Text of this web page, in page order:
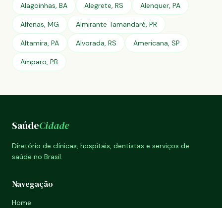
Alagoinhas, BA Alegrete, RS Alenquer, PA
Alfenas, MG Almirante Tamandaré, PR
Altamira, PA Alvorada, RS Americana, SP
Amparo, PB
SaúdeCidade
Diretório de clínicas, hospitais, dentistas e serviços de
saúde no Brasil.
Navegação
Home